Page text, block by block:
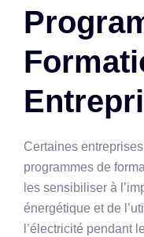
Certaines
programmes de
les sensibiliser à
énergétique et de
l’électricité pendant